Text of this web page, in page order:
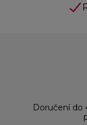
Doručení do